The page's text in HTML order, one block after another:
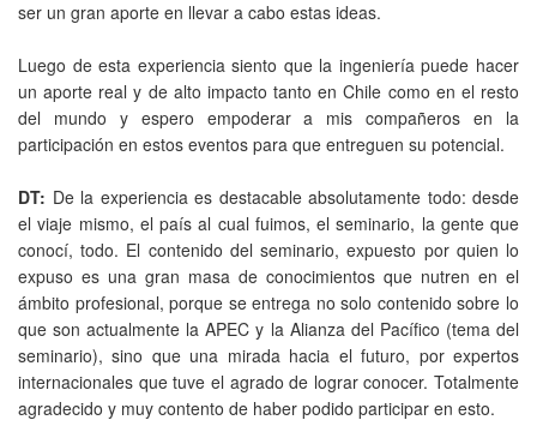
ser un gran aporte en llevar a cabo estas ideas.
Luego de esta experiencia siento que la ingeniería puede hacer
un aporte real y de alto impacto tanto en Chile como en el resto
del mundo y espero empoderar a mis compañeros en la
participación en estos eventos para que entreguen su potencial.
DT: De la experiencia es destacable absolutamente todo: desde
el viaje mismo, el país al cual fuimos, el seminario, la gente que
conocí, todo. El contenido del seminario, expuesto por quien lo
expuso es una gran masa de conocimientos que nutren en el
ámbito profesional, porque se entrega no solo contenido sobre lo
que son actualmente la APEC y la Alianza del Pacífico (tema del
seminario), sino que una mirada hacia el futuro, por expertos
internacionales que tuve el agrado de lograr conocer. Totalmente
agradecido y muy contento de haber podido participar en esto.